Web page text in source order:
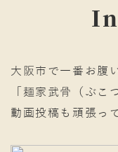
大阪市で一番お腹
「麺家武骨（ぶこ
動画投稿も頑張っ